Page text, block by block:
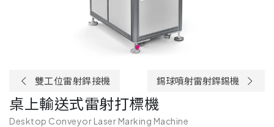
雙工位雷射銲接機 錫球噴射雷射銲錫機
桌上輸送式雷射打標機
Desktop Conveyor Laser Marking Machine